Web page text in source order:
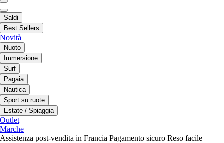
Saldi
Best Sellers
Novità
Nuoto
Immersione
Surf
Pagaia
Nautica
Sport su ruote
Estate / Spiaggia
Outlet
Marche
Assistenza post-vendita in Francia Pagamento sicuro Reso facile